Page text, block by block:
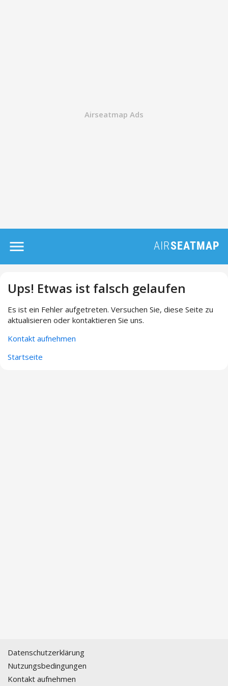
Ups! Etwas ist falsch gelaufen
Es ist ein Fehler aufgetreten. Versuchen Sie, diese Seite zu
aktualisieren oder kontaktieren Sie uns.
Kontakt aufnehmen
Startseite
Datenschutzerklärung
Nutzungsbedingungen
Kontakt aufnehmen